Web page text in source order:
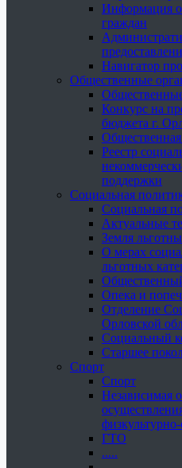
Информация о
граждан
Навигатор
Общественные
Конкурс на
бюджета г.
Реестр
поддержки
Социальная
Социальная
Актуальные
Земля
О мерах
льготных
Опека и
Отделение
Орловской
Социальный
Старшее
Спорт
Спорт
Независимая
ГТО
.....